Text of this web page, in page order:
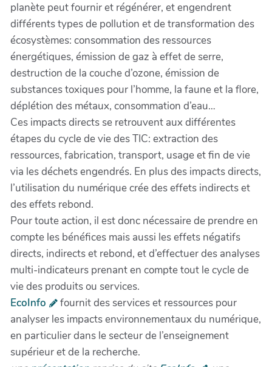
planète peut fournir et régénérer, et engendrent
différents types de pollution et de transformation des
écosystèmes: consommation des ressources
énergétiques, émission de gaz à effet de serre,
destruction de la couche d’ozone, émission de
substances toxiques pour l’homme, la faune et la flore,
déplétion des métaux, consommation d’eau…
Ces impacts directs se retrouvent aux différentes
étapes du cycle de vie des TIC: extraction des
ressources, fabrication, transport, usage et fin de vie
via les déchets engendrés. En plus des impacts directs,
l’utilisation du numérique crée des effets indirects et
des effets rebond.
Pour toute action, il est donc nécessaire de prendre en
compte les bénéfices mais aussi les effets négatifs
directs, indirects et rebond, et d’effectuer des analyses
multi-indicateurs prenant en compte tout le cycle de
vie des produits ou services.
EcoInfo
fournit des services et ressources pour
analyser les impacts environnementaux du numérique,
en particulier dans le secteur de l’enseignement
supérieur et de la recherche.